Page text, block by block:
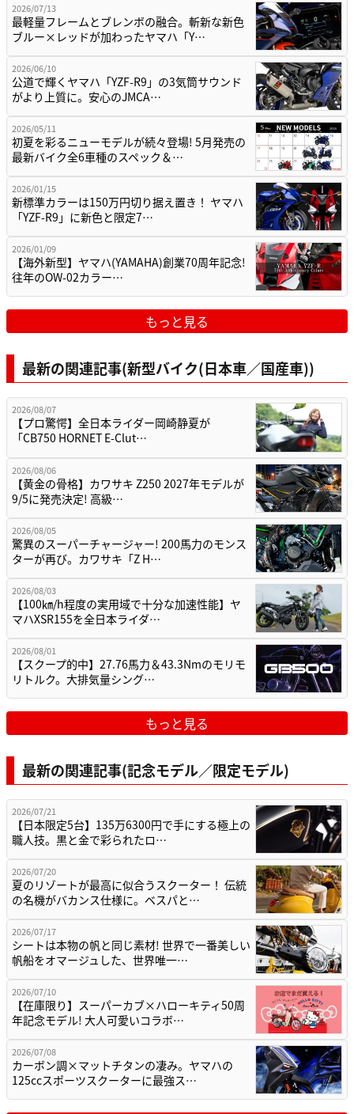
2026/07/13
最軽量フレームとブレンボの融合。斬新な新色
ブルー×レッドが加わったヤマハ「Y…
2026/06/10
公道で輝くヤマハ「YZF-R9」の3気筒サウンド
がより上質に。安心のJMCA…
2026/05/11
初夏を彩るニューモデルが続々登場! 5月発売の
最新バイク全6車種のスペック＆…
2026/01/15
新標準カラーは150万円切り据え置き！ ヤマハ
「YZF-R9」に新色と限定7…
2026/01/09
【海外新型】ヤマハ(YAMAHA)創業70周年記念!
往年のOW-02カラー…
もっと見る
最新の関連記事(新型バイク(日本車／国産車))
2026/08/07
【プロ驚愕】全日本ライダー岡崎静夏が
「CB750 HORNET E-Clut…
2026/08/06
【黄金の骨格】カワサキ Z250 2027年モデルが
9/5に発売決定! 高級…
2026/08/05
驚異のスーパーチャージャー! 200馬力のモンス
ターが再び。カワサキ「Z H…
2026/08/03
【100㎞/h程度の実用域で十分な加速性能】ヤ
マハXSR155を全日本ライダ…
2026/08/01
【スクープ的中】27.76馬力＆43.3Nmのモリモ
リトルク。大排気量シング…
もっと見る
最新の関連記事(記念モデル／限定モデル)
2026/07/21
【日本限定5台】135万6300円で手にする極上の
職人技。黒と金で彩られたロ…
2026/07/20
夏のリゾートが最高に似合うスクーター！ 伝統
の名機がバカンス仕様に。ベスパと…
2026/07/17
シートは本物の帆と同じ素材! 世界で一番美しい
帆船をオマージュした、世界唯一…
2026/07/10
【在庫限り】スーパーカブ×ハローキティ50周
年記念モデル! 大人可愛いコラボ…
2026/07/08
カーボン調×マットチタンの凄み。ヤマハの
125ccスポーツスクーターに最強ス…